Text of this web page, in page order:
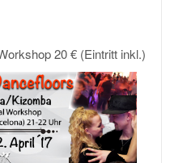
20 € (Eintritt inkl.)